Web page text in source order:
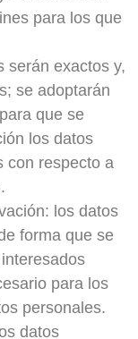
para los que
serán exactos y,
se adoptarán
que se
los datos
con respecto a
los datos
forma que se
para los
personales.
datos